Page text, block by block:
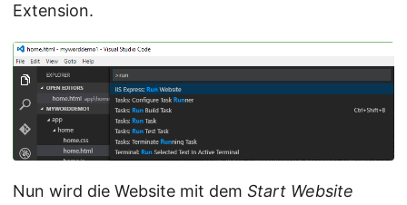
Extension.
Nun wird die Website mit dem Start Website